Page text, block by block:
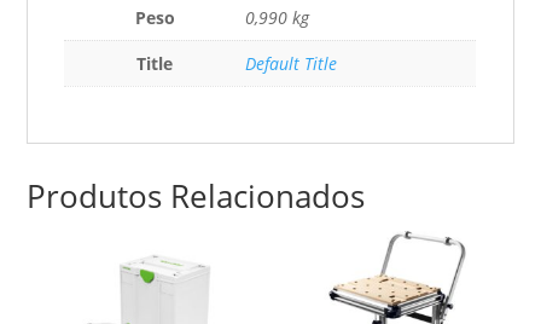
Peso
0,990 kg
Title
Default Title
Produtos Relacionados